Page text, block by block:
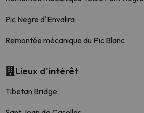
Pic Negre d'Envalira
Remontée mécanique du Pic Blanc
Lieux d'intérêt
Tibetan Bridge